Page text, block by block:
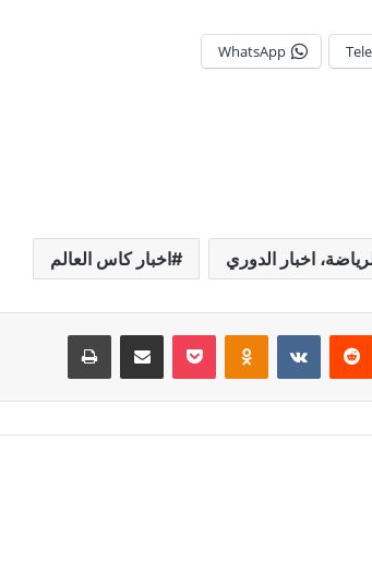
WhatsApp
اخبار الدوري اخبار كاس العالم
Odnoklassniki
‫Pocket مشاركة عبر البريد طباعة